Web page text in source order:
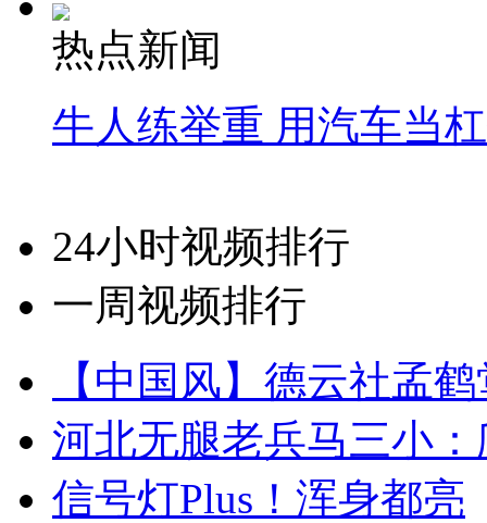
热点新闻
牛人练举重 用汽车当
24小时视频排行
一周视频排行
【中国风】德云社孟
河北无腿老兵马三小
信号灯Plus！浑身都亮